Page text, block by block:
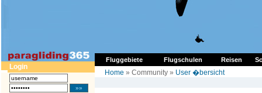
Fluggebiete Flugschulen Reisen
Login
Home » Community » User �bersicht